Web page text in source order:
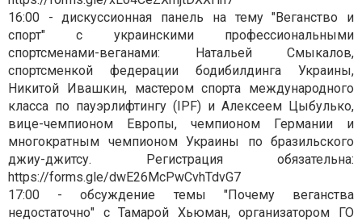
16:00 - дискуссионная панель на тему "Веганство и
спорт" с украинскими профессиональными
спортсменами-веганами: Натальей Смыкалов,
спортсменкой федерации бодибилдинга Украины,
Никитой Ивашкин, мастером спорта международного
класса по пауэрлифтингу (IPF) и Алексеем Цыбулько,
вице-чемпионом Европы, чемпионом Германии и
многократным чемпионом Украины по бразильского
джиу-джитсу. Регистрация обязательна:
https://forms.gle/dwE26McPwCvhTdvG7
17:00 - обсуждение темы "Почему веганства
недостаточно" с Тамарой Хьюман, организатором ГО